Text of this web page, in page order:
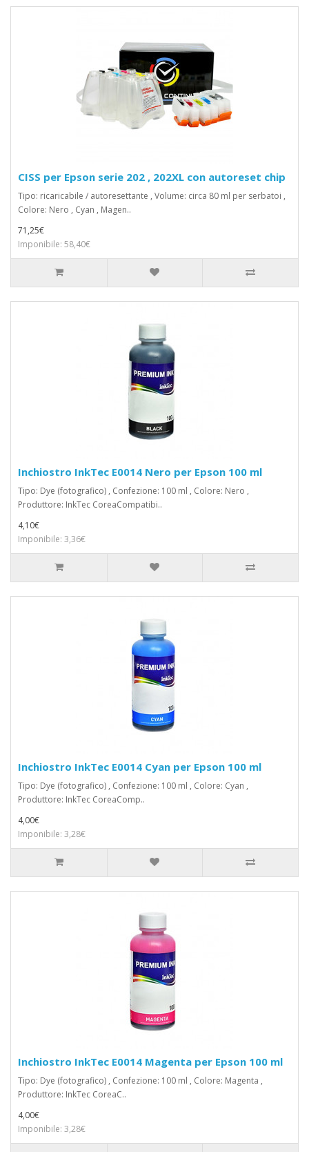
CISS per Epson serie 202 , 202XL con autoreset chip
Tipo: ricaricabile / autoresettante , Volume: circa 80 ml per serbatoi ,
Colore: Nero , Cyan , Magen..
71,25€
Imponibile: 58,40€
Inchiostro InkTec E0014 Nero per Epson 100 ml
Tipo: Dye (fotografico) , Confezione: 100 ml , Colore: Nero ,
Produttore: InkTec CoreaCompatibi..
4,10€
Imponibile: 3,36€
Inchiostro InkTec E0014 Cyan per Epson 100 ml
Tipo: Dye (fotografico) , Confezione: 100 ml , Colore: Cyan ,
Produttore: InkTec CoreaComp..
4,00€
Imponibile: 3,28€
Inchiostro InkTec E0014 Magenta per Epson 100 ml
Tipo: Dye (fotografico) , Confezione: 100 ml , Colore: Magenta ,
Produttore: InkTec CoreaC..
4,00€
Imponibile: 3,28€